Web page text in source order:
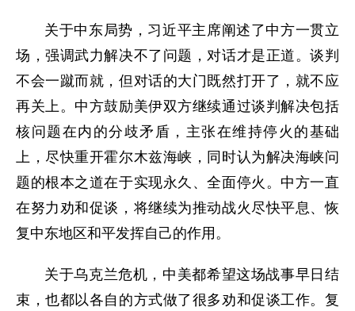
关于中东局势，习近平主席阐述了中方一贯立
场，强调武力解决不了问题，对话才是正道。谈判
不会一蹴而就，但对话的大门既然打开了，就不应
再关上。中方鼓励美伊双方继续通过谈判解决包括
核问题在内的分歧矛盾，主张在维持停火的基础
上，尽快重开霍尔木兹海峡，同时认为解决海峡问
题的根本之道在于实现永久、全面停火。中方一直
在努力劝和促谈，将继续为推动战火尽快平息、恢
复中东地区和平发挥自己的作用。
关于乌克兰危机，中美都希望这场战事早日结
束，也都以各自的方式做了很多劝和促谈工作。复